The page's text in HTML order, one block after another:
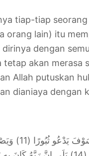
tiap-tiap
orang lain) itu
dengan
akan merasa
Allah putuskan
dianiaya dengan